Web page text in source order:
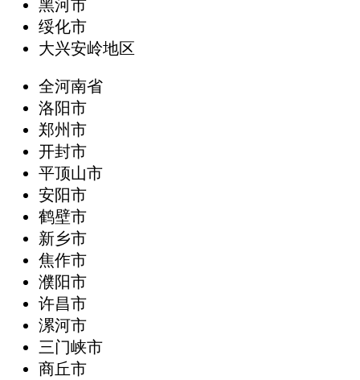
黑河市
绥化市
大兴安岭地区
全河南省
洛阳市
郑州市
开封市
平顶山市
安阳市
鹤壁市
新乡市
焦作市
濮阳市
许昌市
漯河市
三门峡市
商丘市